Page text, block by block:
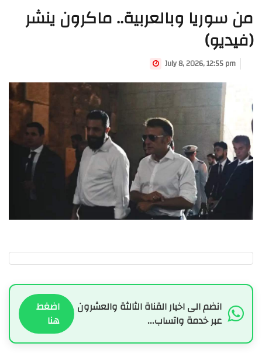
من سوريا وبالعربية.. ماكرون ينشر
(فيديو)
July 8, 2026, 12:55 pm
انضم الى اخبار القناة الثالثة والعشرون
عبر خدمة واتساب...
اضغط
هنا